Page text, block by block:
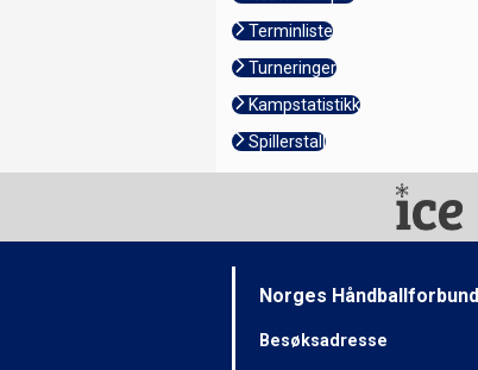
Terminliste
Turneringer
Kampstatistikk
Spillerstall
Norges Håndballforbund
Besøksadresse